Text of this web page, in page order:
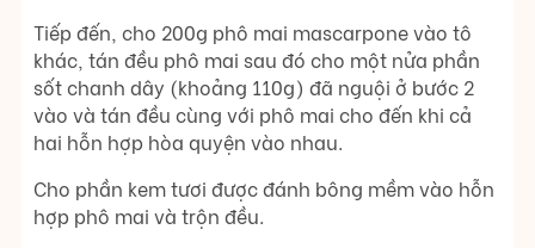
Tiếp đến, cho 200g phô mai mascarpone vào tô
khác, tán đều phô mai sau đó cho một nửa phần
sốt chanh dây (khoảng 110g) đã nguội ở bước 2
vào và tán đều cùng với phô mai cho đến khi cả
hai hỗn hợp hòa quyện vào nhau.
Cho phần kem tươi được đánh bông mềm vào hỗn
hợp phô mai và trộn đều.